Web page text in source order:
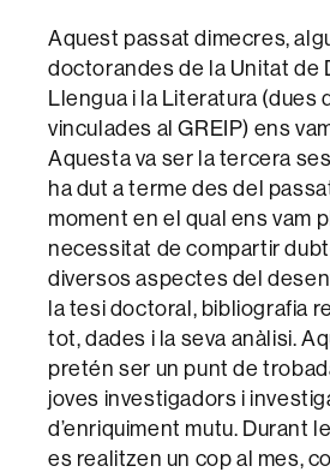
Aquest passat dimecres,
doctorandes de la Unitat de
Llengua i la Literatura (dues
vinculades al GREIP) ens
Aquesta va ser la tercera
ha dut a terme des del
moment en el qual ens vam
necessitat de compartir
diversos aspectes del
la tesi doctoral, bibliografia
tot, dades i la seva anàlisi.
pretén ser un punt de
joves investigadors i
d’enriquiment mutu. Durant
es realitzen un cop al mes,